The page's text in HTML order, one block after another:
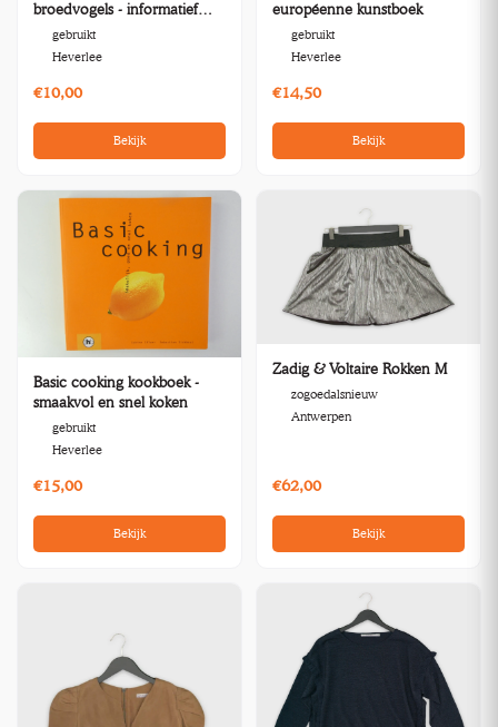
broedvogels - informatief
boekgebruikt
Heverlee
€10,00
Bekijk
européenne kunstboek
gebruikt
Heverlee
€14,50
Bekijk
Basic cooking kookboek -
smaakvol en snel koken
gebruikt
Heverlee
€15,00
Bekijk
Zadig & Voltaire Rokken M
zogoedalsnieuw
Antwerpen
€62,00
Bekijk